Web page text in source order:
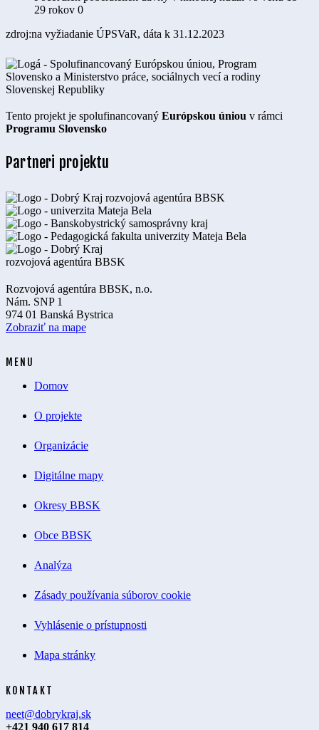
29 rokov 0
zdroj:na vyžiadanie ÚPSVaR, dáta k 31.12.2023
Tento projekt je spolufinancovaný Európskou úniou v rámci
Programu Slovensko
Partneri projektu
Rozvojová agentúra BBSK, n.o.
Nám. SNP 1
974 01 Banská Bystrica
Zobraziť na mape
MENU
Domov
O projekte
Organizácie
Digitálne mapy
Okresy BBSK
Obce BBSK
Analýza
Zásady používania súborov cookie
Vyhlásenie o prístupnosti
Mapa stránky
KONTAKT
neet@dobrykraj.sk
+421 940 617 814